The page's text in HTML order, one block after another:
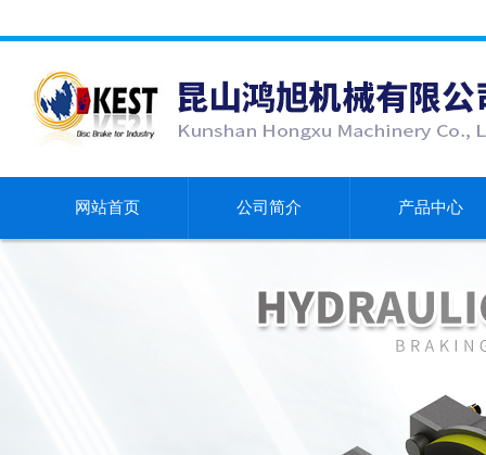
网站首页 公司简介 产品中心